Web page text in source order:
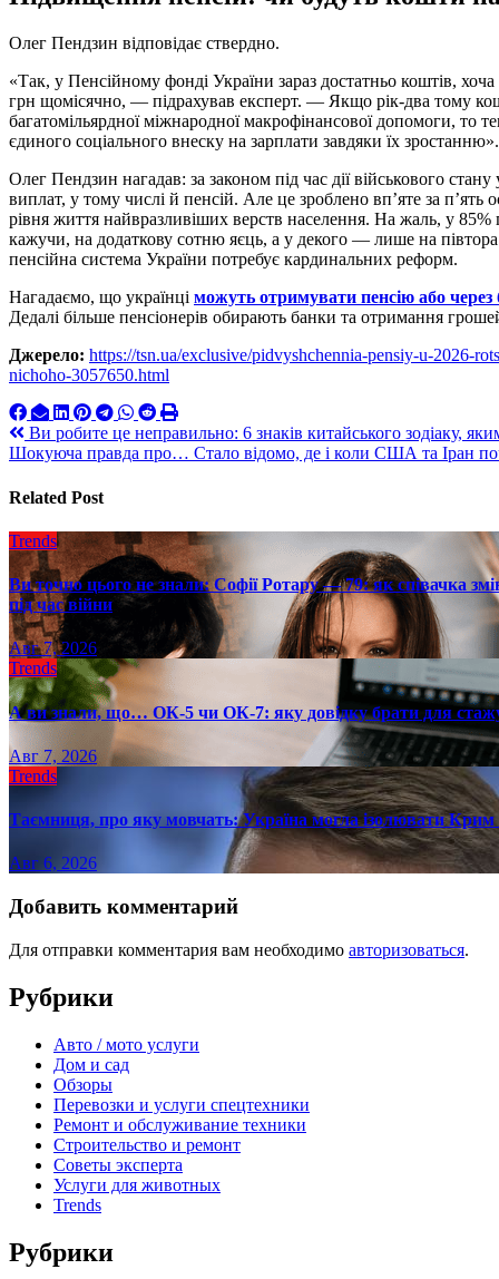
Олег Пендзин відповідає ствердно.
«Так, у Пенсійному фонді України зараз достатньо коштів,
грн щомісячно, — підрахував експерт. — Якщо рік-два тому
багатомільярдної міжнародної макрофінансової допомоги,
єдиного соціального внеску на зарплати завдяки їх зростанню».
Олег Пендзин нагадав: за законом під час дії військового
виплат, у тому числі й пенсій. Але це зроблено вп’яте за
рівня життя найвразливіших верств населення. На жаль, у 85%
кажучи, на додаткову сотню яєць, а у декого — лише на півтора
пенсійна система України потребує кардинальних реформ.
Нагадаємо, що українці можуть отримувати пенсію або через
Дедалі більше пенсіонерів обирають банки та отримання
Джерело: https://tsn.ua/exclusive/pidvyshchennia-pensiy-u-2026-
nichoho-3057650.html
Навигация
по
записям
Ви робите це неправильно: 6 знаків китайського зодіаку,
Шокуюча правда про… Стало відомо, де і коли США та Іран
Related Post
Trends
Ви точно цього не знали: Софії Ротару — 79: як співачка
під час війни
Авг 7, 2026
Trends
А ви знали, що… ОК-5 чи ОК-7: яку довідку брати для
Авг 7, 2026
Trends
Таємниця, про яку мовчать: Україна могла ізолювати
Авг 6, 2026
Добавить комментарий
Для отправки комментария вам необходимо авторизоваться.
Рубрики
Авто / мото услуги
Дом и сад
Обзоры
Перевозки и услуги спецтехники
Ремонт и обслуживание техники
Строительство и ремонт
Советы эксперта
Услуги для животных
Trends
Рубрики